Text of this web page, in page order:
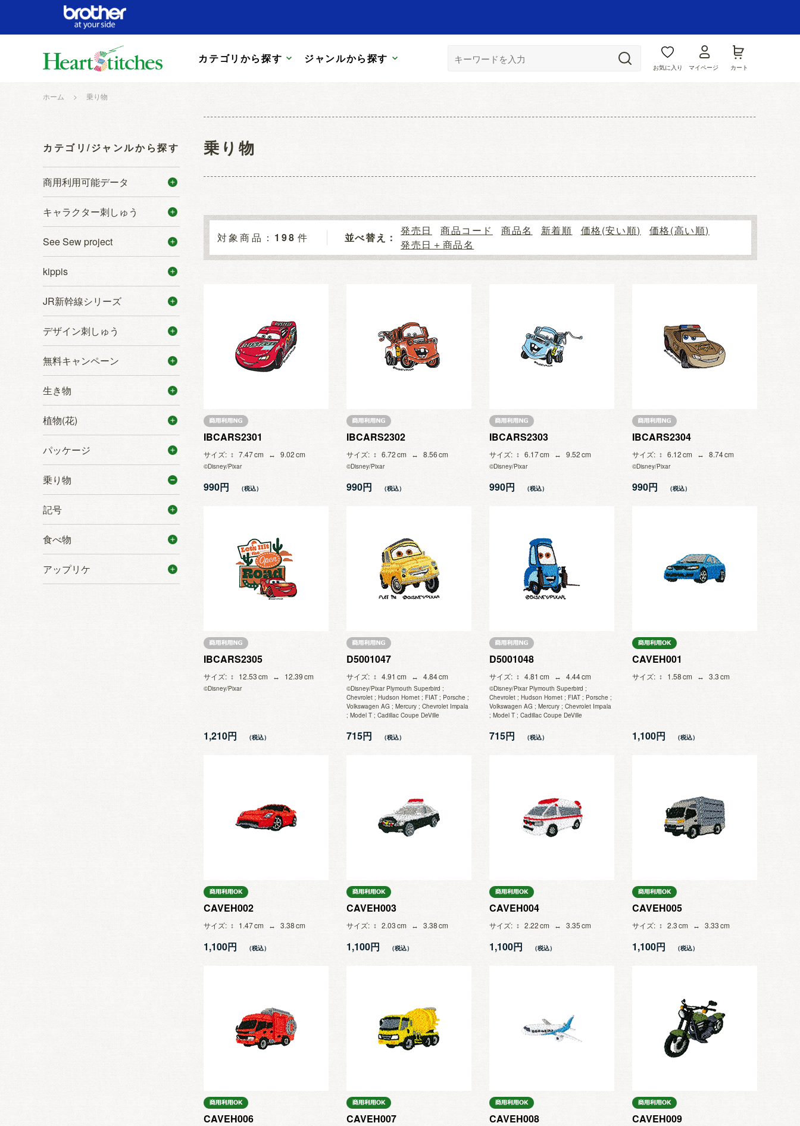
カテゴリから探す ジャンルから探す
お気に入り マイページ カート
ホーム > 乗り物
カテゴリ/ジャンルから探す
商用利用可能データ
キャラクター刺しゅう
See Sew project
kippis
JR新幹線シリーズ
デザイン刺しゅう
無料キャンペーン
生き物
植物(花)
パッケージ
乗り物
記号
食べ物
アップリケ
乗り物
198 件 並べ替え：
発売日 商品コード 商品名 新着順 価格(安い順)
価格(高い順)
発売日＋商品名
IBCARS2301
サイズ 7.47 9.02
©Disney/Pixar
990円
IBCARS2302
サイズ 6.72 8.56
©Disney/Pixar
990円
IBCARS2303
サイズ 6.17 9.52
©Disney/Pixar
990円
IBCARS2304
サイズ 6.12 8.74
©Disney/Pixar
990円
IBCARS2305
サイズ 12.53 12.39
©Disney/Pixar
1,210円
D5001047
サイズ 4.91 4.84
©Disney/Pixar Plymouth Superbird ;
Chevrolet ; Hudson Hornet ; FIAT ; Porsche ;
Volkswagen AG ; Mercury ; Chevrolet Impala
; Model T ; Cadillac Coupe DeVille
715円
D5001048
サイズ 4.81 4.44
©Disney/Pixar Plymouth Superbird ;
Chevrolet ; Hudson Hornet ; FIAT ; Porsche ;
Volkswagen AG ; Mercury ; Chevrolet Impala
; Model T ; Cadillac Coupe DeVille
715円
CAVEH001
サイズ 1.58 3.3
1,100円
CAVEH002
サイズ 1.47 3.38
1,100円
CAVEH003
サイズ 2.03 3.38
1,100円
CAVEH004
サイズ 2.22 3.35
1,100円
CAVEH005
サイズ 2.3 3.33
1,100円
CAVEH006 CAVEH007 CAVEH008 CAVEH009